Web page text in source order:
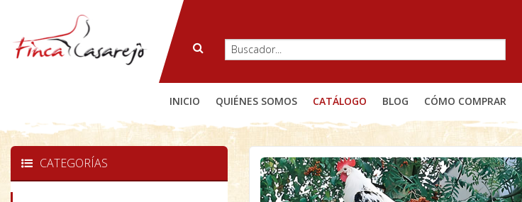
INICIO QUIÉNES SOMOS CATÁLOGO BLOG CÓMO COMPRAR
CATEGORÍAS